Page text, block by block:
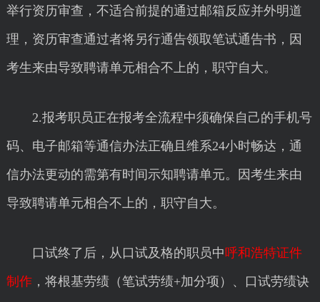
举行资历审查，不适合前提的通过邮箱反应并外明道
理，资历审查通过者将另行通告领取笔试通告书，因
考生来由导致聘请单元相合不上的，职守自大。
2.报考职员正在报考全流程中须确保自己的手机号
码、电子邮箱等通信办法正确且维系24小时畅达，通
信办法更动的需第有时间示知聘请单元。因考生来由
导致聘请单元相合不上的，职守自大。
口试终了后，从口试及格的职员中呼和浩特证件
制作，将根基劳绩（笔试劳绩+加分项）、口试劳绩诀